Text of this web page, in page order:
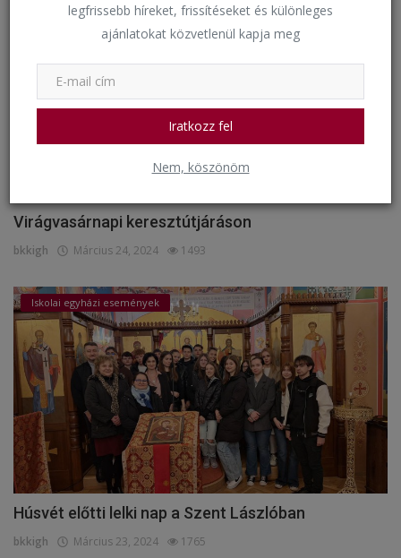
legfrissebb híreket, frissítéseket és különleges
ajánlatokat közvetlenül kapja meg
Iratkozz fel
Nem, köszönöm
Események
Virágvasárnapi keresztútjáráson
bkkigh Március 24, 2024 1493
Iskolai egyházi események
Húsvét előtti lelki nap a Szent Lászlóban
bkkigh Március 23, 2024 1765